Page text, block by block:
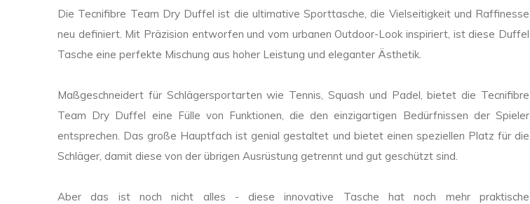
Die Tecnifibre Team Dry Duffel ist die ultimative Sporttasche, die Vielseitigkeit und Raffinesse
neu definiert. Mit Präzision entworfen und vom urbanen Outdoor-Look inspiriert, ist diese Duffel
Tasche eine perfekte Mischung aus hoher Leistung und eleganter Ästhetik.
Maßgeschneidert für Schlägersportarten wie Tennis, Squash und Padel, bietet die Tecnifibre
Team Dry Duffel eine Fülle von Funktionen, die den einzigartigen Bedürfnissen der Spieler
entsprechen. Das große Hauptfach ist genial gestaltet und bietet einen speziellen Platz für die
Schläger, damit diese von der übrigen Ausrüstung getrennt und gut geschützt sind.
Aber das ist noch nicht alles - diese innovative Tasche hat noch mehr praktische